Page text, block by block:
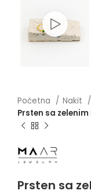
Početna Nakit
Prsten sa
Prsten sa